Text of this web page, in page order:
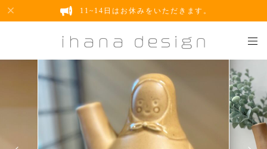
11~14日はお休みをいただきます。